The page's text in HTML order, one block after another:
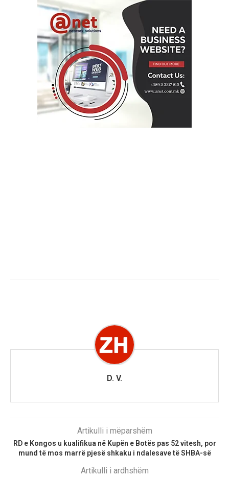
D. V.
Artikulli i mëparshëm
RD e Kongos u kualifikua në Kupën e Botës pas 52 vitesh, por
mund të mos marrë pjesë shkaku i ndalesave të SHBA-së
Artikulli i ardhshëm